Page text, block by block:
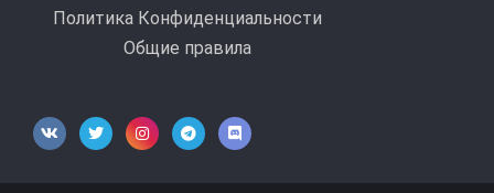
Политика Конфиденциальности
Общие правила